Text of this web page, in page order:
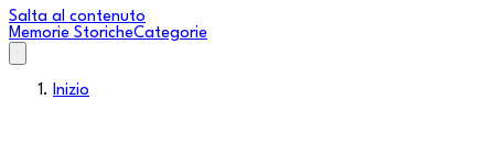
Salta al contenuto
Memorie StoricheCategorie
Inizio